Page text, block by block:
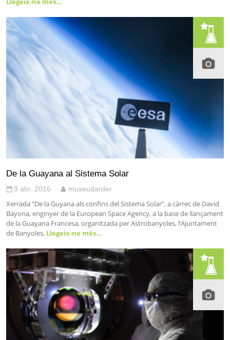
De la Guayana al Sistema Solar
9 abr. 2016 museudarder
Xerrada “De la Guyana als confins del Sistema Solar”, a càrrec de David
Bayona, enginyer de la European Space Agency, a la base de llançament
de la Guayana Francesa, organitzada per Astrobanyoles, l’Ajuntament
de Banyoles, Llegeix-ne més…